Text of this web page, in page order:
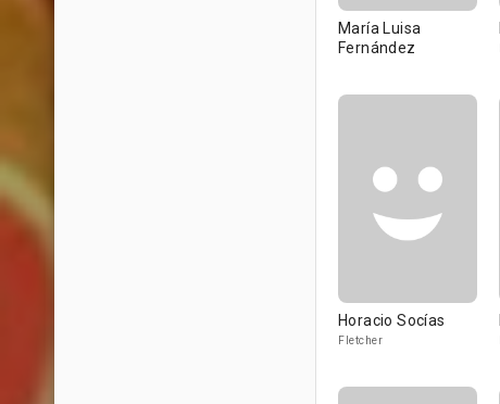
María Luisa
Fernández
Horacio Socías
Fletcher